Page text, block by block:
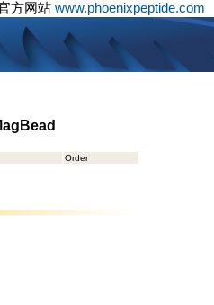
方网站 www.phoenixpeptide.com
Order